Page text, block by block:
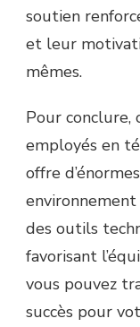
soutien
et leur
mêmes.
Pour
employés en
offre
des outils
favorisant
vous pouvez
succès pour